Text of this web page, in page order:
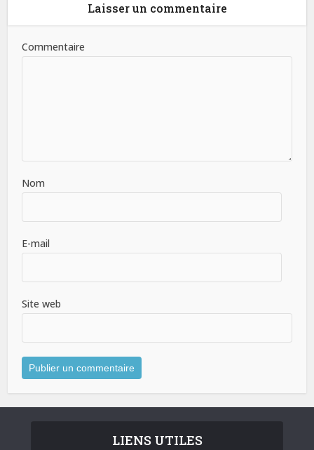
Laisser un commentaire
Commentaire
Nom
E-mail
Site web
LIENS UTILES